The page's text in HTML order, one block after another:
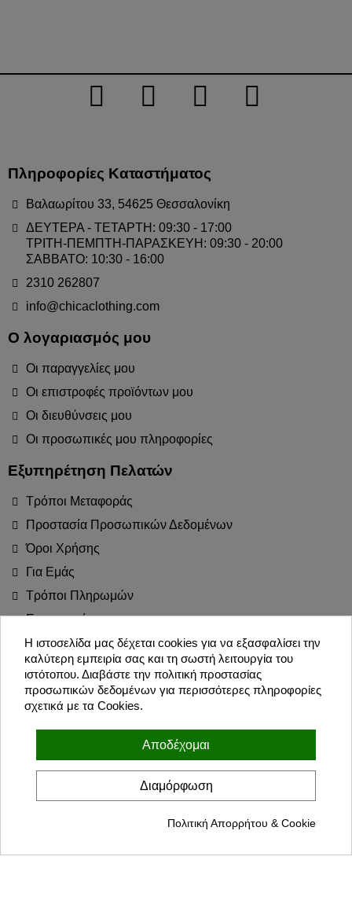
Πληροφορίες Καταστήματος
Βαλαωρίτου 33, 54625 Θεσσαλονίκη
ΔΕΥΤΕΡΑ - ΤΕΤΑΡΤΗ: 09:30 - 17:00
ΤΡΙΤΗ-ΠΕΜΠΤΗ-ΠΑΡΑΣΚΕΥΗ: 09:30 - 20:00
ΣΑΒΒΑΤΟ: 10:30 - 16:00
2310 262807
info@chicaclothing.com
Ο λογαριασμός μου
Οι παραγγελίες μου
Οι επιστροφές προϊόντων μου
Οι διευθύνσεις μου
Οι προσωπικές μου πληροφορίες
Εξυπηρέτηση Πελατών
Τρόποι Μεταφοράς
Προστασία Προσωπικών Δεδομένων
Όροι Χρήσης
Για Εμάς
Τρόποι Πληρωμών
Επιστροφές
Blog
Join the Party!
Συμφωνώ με τους όρους χρήσης και την πολιτική προσωπικών
Η ιστοσελίδα μας δέχεται cookies για να εξασφαλίσει την
καλύτερη εμπειρία σας και τη σωστή λειτουργία του
ιστότοπου. Διαβάστε την πολιτική προστασίας
προσωπικών δεδομένων για περισσότερες πληροφορίες
σχετικά με τα Cookies.
Αποδέχομαι
Διαμόρφωση
Πολιτική Απορρήτου & Cookie